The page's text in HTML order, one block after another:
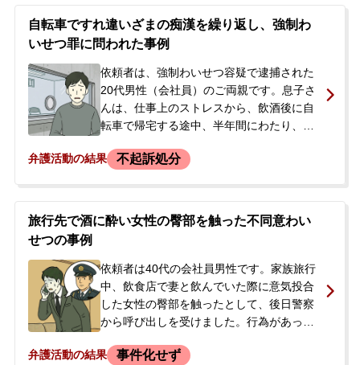
「会社にばらされたくないだろう」など
と、示談を迫るような連絡を繰り返し受け
ました。事態を重く見た依頼者は会社の上
司に相談し、弁護士への相談を勧められ、
警察が介入する前に問題を解決したいと考
え、当事務所へ相談に来られました。
自転車ですれ違いざまの痴漢を繰り返し、強制わ
いせつ罪に問われた事例
依頼者は、強制わいせつ容疑で逮捕された
20代男性（会社員）のご両親です。息子さ
んは、仕事上のストレスから、飲酒後に自
転車で帰宅する途中、半年間にわたり、す
る行為を10回から15回程度繰り返していま
しては、逮捕容疑のほか、余罪についても
すべて自供している状況でした。警察から
週間程度は面会ができないと告げられ、状
況を大変心配され、まずは本人に会って話
を聞いてほしいと、当事務所に初回接見を
依頼されました。
弁護活動の結果 不起訴処分
旅行先で酒に酔い女性の臀部を触った不同意わい
せつの事例
依頼者は40代の会社員男性です。家族旅行
中、飲食店で妻と飲んでいた際に意気投合
した女性の臀部を触ったとして、後日警察
から呼び出しを受けました。行為があった
で、本人は酒に酔っていて全く記憶がない
弁護活動の結果 事件化せず